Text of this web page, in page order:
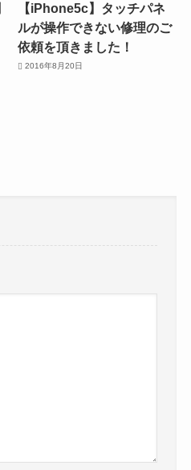
【iPhone5c】タッチパネ
ルが操作できない修理のご
依頼を頂きました！
2016年8月20日